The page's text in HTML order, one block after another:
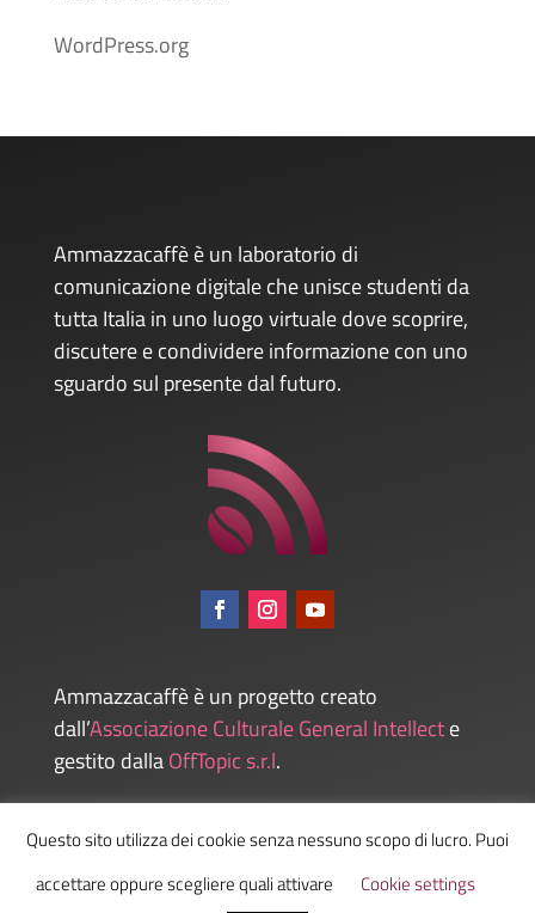
WordPress.org
Ammazzacaffè è un laboratorio di
comunicazione digitale che unisce studenti da
tutta Italia in uno luogo virtuale dove scoprire,
discutere e condividere informazione con uno
sguardo sul presente dal futuro.
Ammazzacaffè è un progetto creato
dall’Associazione Culturale General Intellecte
gestito dallaOffTopic s.r.l.
Admin
Questo sito utilizza dei cookie senza nessuno scopo di lucro. Puoi
accettare oppure scegliere quali attivare
Cookie settings